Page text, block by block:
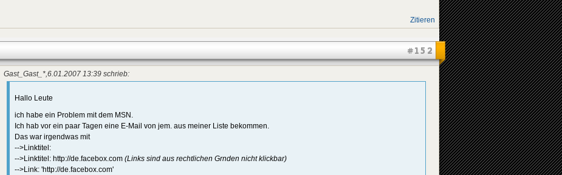
Zitieren
#152
Gast_Gast_*,6.01.2007 13:39 schrieb:
Hallo Leute
ich habe ein Problem mit dem MSN.
Ich hab vor ein paar Tagen eine E-Mail von jem. aus meiner Liste bekommen.
Das war irgendwas mit
-->Linktitel:
-->Linktitel: http://de.facebox.com (Links sind aus rechtlichen Grnden nicht klickbar)
-->Link: 'http://de.facebox.com'